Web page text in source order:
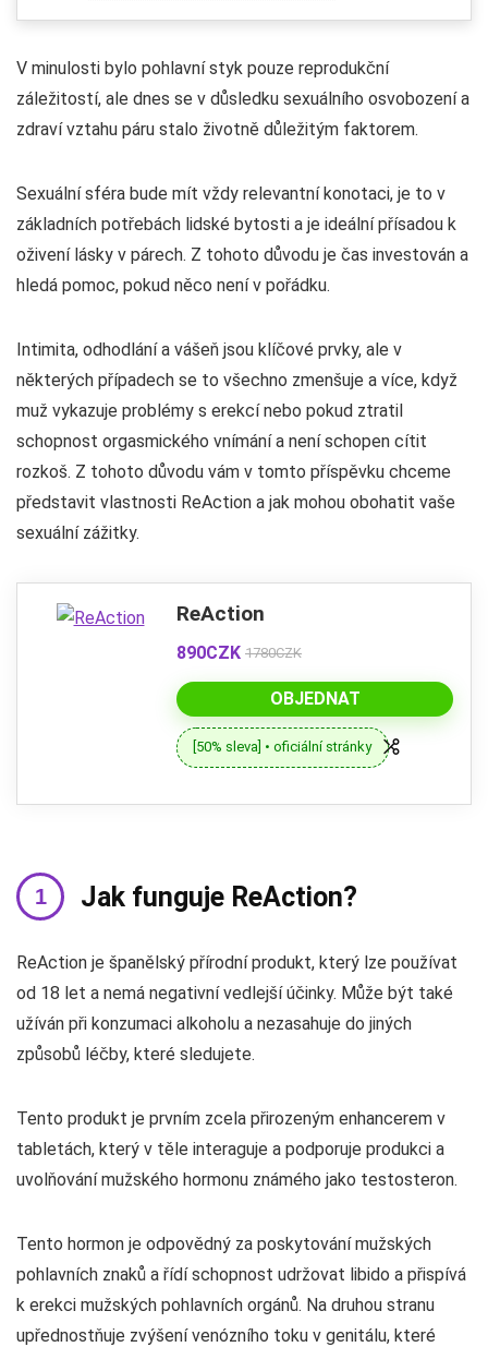
V minulosti bylo pohlavní styk pouze reprodukční
záležitostí, ale dnes se v důsledku sexuálního osvobození a
zdraví vztahu páru stalo životně důležitým faktorem.
Sexuální sféra bude mít vždy relevantní konotaci, je to v
základních potřebách lidské bytosti a je ideální přísadou k
oživení lásky v párech. Z tohoto důvodu je čas investován a
hledá pomoc, pokud něco není v pořádku.
Intimita, odhodlání a vášeň jsou klíčové prvky, ale v
některých případech se to všechno zmenšuje a více, když
muž vykazuje problémy s erekcí nebo pokud ztratil
schopnost orgasmického vnímání a není schopen cítit
rozkoš. Z tohoto důvodu vám v tomto příspěvku chceme
představit vlastnosti ReAction a jak mohou obohatit vaše
sexuální zážitky.
ReAction
890CZK 1780CZK
OBJEDNAT
[50% sleva] • oficiální stránky
Jak funguje ReAction?
ReAction je španělský přírodní produkt, který lze používat
od 18 let a nemá negativní vedlejší účinky. Může být také
užíván při konzumaci alkoholu a nezasahuje do jiných
způsobů léčby, které sledujete.
Tento produkt je prvním zcela přirozeným enhancerem v
tabletách, který v těle interaguje a podporuje produkci a
uvolňování mužského hormonu známého jako testosteron.
Tento hormon je odpovědný za poskytování mužských
pohlavních znaků a řídí schopnost udržovat libido a přispívá
k erekci mužských pohlavních orgánů. Na druhou stranu
upřednostňuje zvýšení venózního toku v genitálu, které